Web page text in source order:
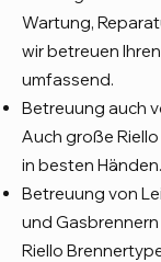
Wartung,
wir betreuen
umfassend.
Betreuung auch
Auch große
in besten Händen.
Betreuung von
und Gasbrennern
Riello